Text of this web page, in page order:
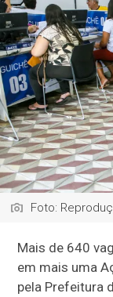
Foto:
Mais de 640
em mais uma
pela Prefeitura